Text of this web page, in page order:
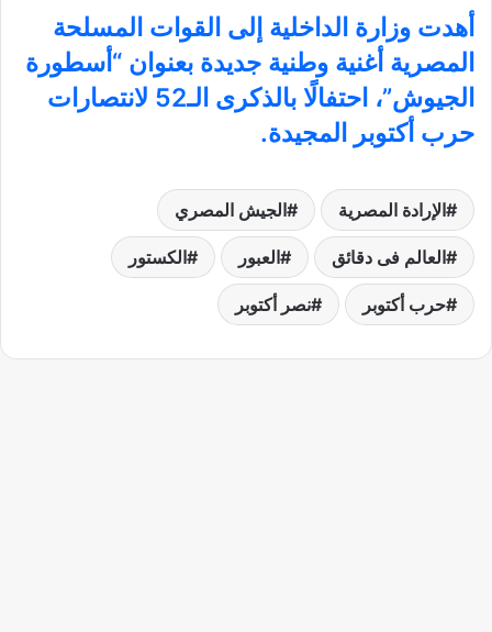
أهدت وزارة الداخلية إلى القوات المسلحة
المصرية أغنية وطنية جديدة بعنوان “أسطورة
الجيوش”، احتفالًا بالذكرى الـ52 لانتصارات
حرب أكتوبر المجيدة.
الإرادة المصرية الجيش المصري
العالم فى دقائق العبور الكستور
حرب أكتوبر نصر أكتوبر